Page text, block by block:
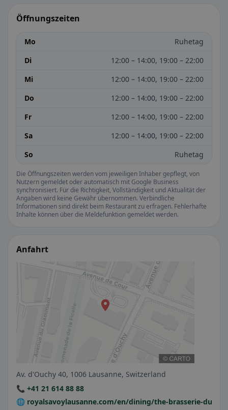
Öffnungszeiten
Mo
Ruhetag
Di
12:00 – 14:00, 19:00 – 22:00
Mi
12:00 – 14:00, 19:00 – 22:00
Do
12:00 – 14:00, 19:00 – 22:00
Fr
12:00 – 14:00, 19:00 – 22:00
Sa
12:00 – 14:00, 19:00 – 22:00
So
Ruhetag
Die Öffnungszeiten werden vom jeweiligen Inhaber gepflegt, von
Nutzern gemeldet oder automatisch mit Google Business
synchronisiert. Für die Richtigkeit, Vollständigkeit und Aktualität der
Angaben wird keine Gewähr übernommen. Verbindliche
Informationen sind direkt beim Restaurant zu erfragen. Fehlerhafte
Inhalte können über die Meldefunktion gemeldet werden.
Anfahrt
Av. d'Ouchy 40, 1006 Lausanne, Switzerland
📞 +41 21 614 88 88
🌐 royalsavoylausanne.com/en/dining/the-brasserie-du-